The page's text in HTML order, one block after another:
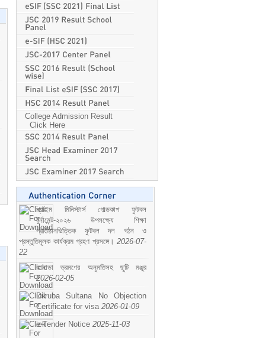
College Admission Result
Click Here
প্রাইম মিনিস্টার্স গোল্ডকাপ ফুটবল
টুর্নামেন্ট-২০২৬ উপলক্ষ্যে শিক্ষা
প্রতিষ্ঠানভিত্তিক ফুটবল দল গঠন ও
প্রস্তুতিমূলক কার্যক্রম গ্রহণ প্রসঙ্গে। 2026-07-
22
কানাডা ভ্রমণের অনুমতিসহ ছুটি মঞ্জুর
2026-02-05
Dilruba Sultana No Objection
Certificate for visa 2026-01-09
e-Tender Notice 2025-11-03